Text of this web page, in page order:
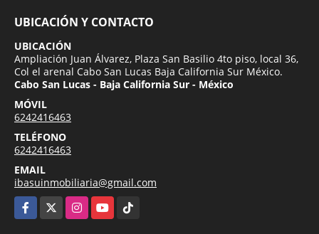
UBICACIÓN Y CONTACTO
UBICACIÓN
Ampliación Juan Álvarez, Plaza San Basilio 4to piso, local 36,
Col el arenal Cabo San Lucas Baja California Sur México.
Cabo San Lucas - Baja California Sur - México
MÓVIL
6242416463
TELÉFONO
6242416463
EMAIL
ibasuinmobiliaria@gmail.com
Facebook
InstagramYouTubeTikTok